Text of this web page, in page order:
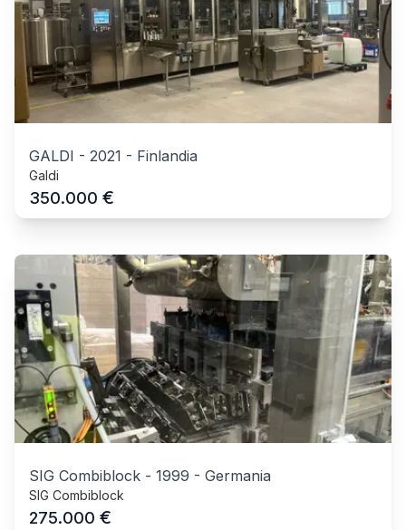
GALDI - 2021 - Finlandia
Galdi
350.000 €
SIG Combiblock - 1999 - Germania
SIG Combiblock
275.000 €